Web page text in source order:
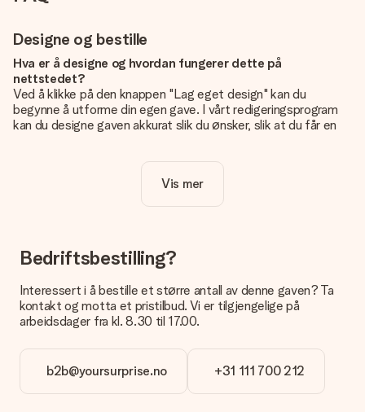
Designe og bestille
Hva er å designe og hvordan fungerer dette på
nettstedet?
Ved å klikke på den knappen "Lag eget design" kan du
begynne å utforme din egen gave. I vårt redigeringsprogram
kan du designe gaven akkurat slik du ønsker, slik at du får en
å gjøre gaven din helt unik.
Er eget design inkludert i prisen?
Hvordan vet jeg om bildt mitt er av riktig kvalitet?
Derfor er det viktig å bruke bilder av høy kvalitet. Hvis du er
usikker på kvaliteten på bildet ditt, kan du kontakte vår
kundeservice og legge ved bildet ditt sammen med gaven du
Hvilket format kan jeg laste opp bildet i?
Du kan laste opp JPG- og PNG-filer i redigeringsprogrammet
Vis mer
Bedriftsbestilling?
Interessert i å bestille et større antall av denne gaven? Ta
kontakt og motta et pristilbud. Vi er tilgjengelige på
arbeidsdager fra kl. 8.30 til 17.00.
b2b@yoursurprise.no +31 111 700 212